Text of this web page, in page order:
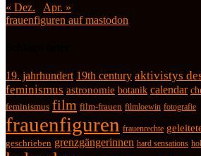
« Dez.
Apr. »
frauenfiguren auf mastodon
19. jahrhundert 19th century aktivistys
feminismus astronomie botanik calendar
feminismus film film-frauen filmloewin fotografie
frauenfiguren frauenrechte
geschrieben grenzgängerinnen hard sensations